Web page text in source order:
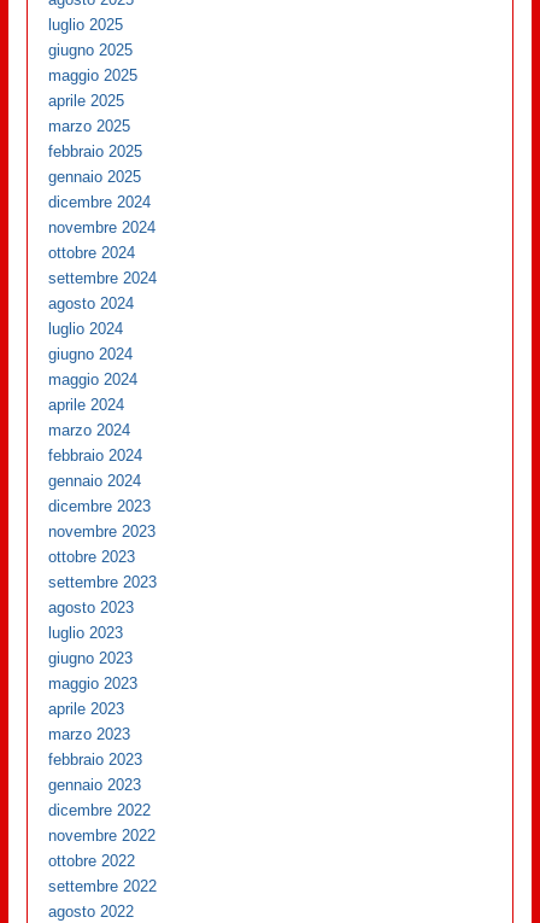
luglio 2025
giugno 2025
maggio 2025
aprile 2025
marzo 2025
febbraio 2025
gennaio 2025
dicembre 2024
novembre 2024
ottobre 2024
settembre 2024
agosto 2024
luglio 2024
giugno 2024
maggio 2024
aprile 2024
marzo 2024
febbraio 2024
gennaio 2024
dicembre 2023
novembre 2023
ottobre 2023
settembre 2023
agosto 2023
luglio 2023
giugno 2023
maggio 2023
aprile 2023
marzo 2023
febbraio 2023
gennaio 2023
dicembre 2022
novembre 2022
ottobre 2022
settembre 2022
agosto 2022